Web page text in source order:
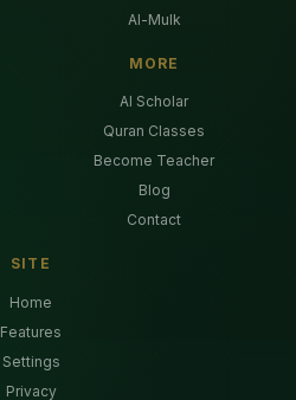
Al-Mulk
MORE
AI Scholar
Quran Classes
Become Teacher
Blog
Contact
SITE
Home
Features
Settings
Privacy